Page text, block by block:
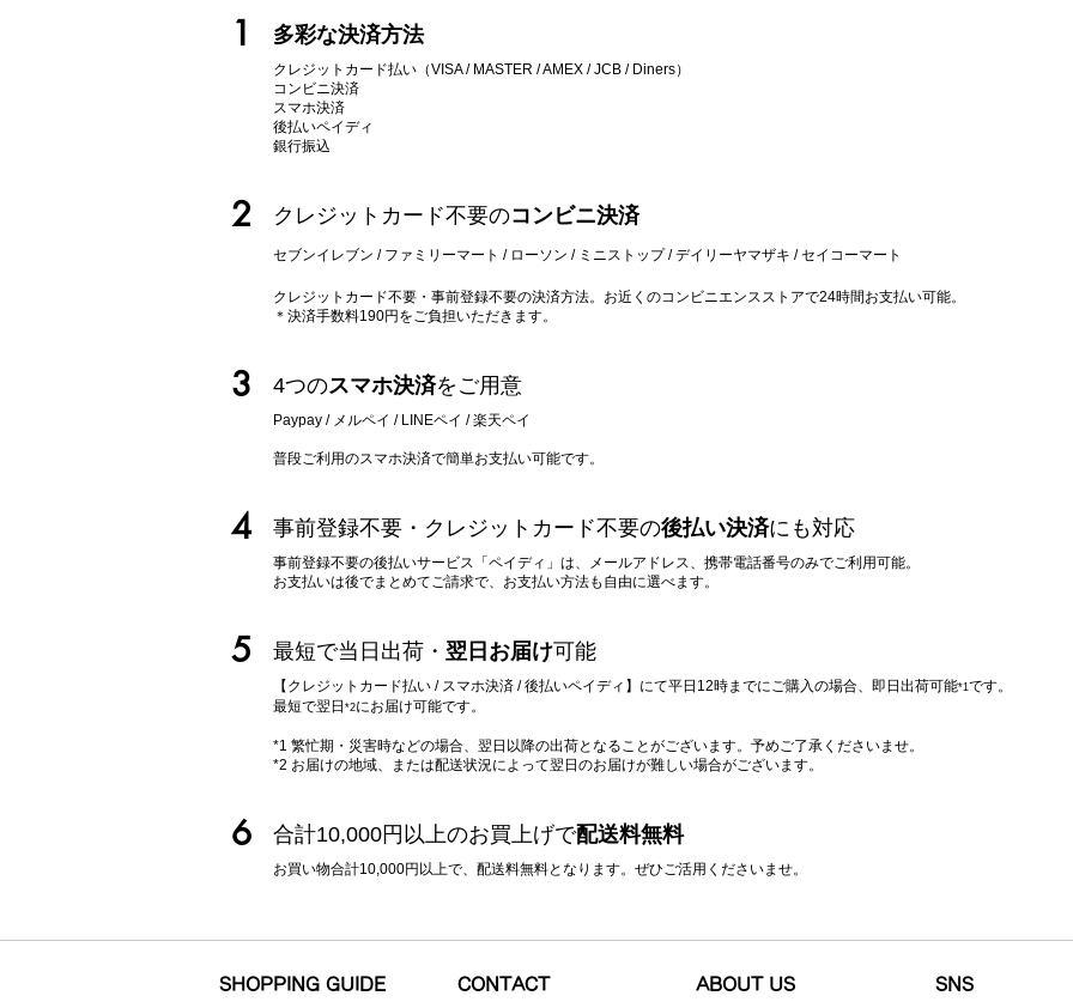
1 多彩な決済方法
クレジットカード払い（VISA / MASTER / AMEX / JCB / Diners）
コンビニ決済
スマホ決済
後払いペイディ
​銀行振込
2 クレジットカード不要のコンビニ決済
セブンイレブン / ファミリーマート / ローソン / ミニストップ / デイリーヤマザキ / セイコーマート
クレジットカード不要・事前登録不要の決済方法。お近くのコンビニエンスストアで24時間お支払い可能。
＊決済手数料190円をご負担いただきます。
3 4つのスマホ決済をご用意
Paypay / メルペイ / LINEペイ / 楽天ペイ
​普段ご利用のスマホ決済で簡単お支払い可能です。
4 事前登録不要・クレジットカード不要の後払い決済にも対応
事前登録不要の後払いサービス「ペイディ」は、メールアドレス、携帯電話番号のみでご利用可能。
​お支払いは後でまとめてご請求で、お支払い方法も自由に選べます。
5 最短で当日出荷・ 翌日お届け可能
【クレジットカード払い / スマホ決済 / 後払いペイディ】にて平日12時までにご購入の場合、即日出荷可能*1です。
最短で翌日 *2にお届け可能です。
*1 繁忙期・災害時などの場合、翌日以降の出荷となることがございます。予めご了承くださいませ。
*2 お届けの地域、または配送状況によって翌日のお届けが難しい場合がございます。
6 合計10,000円以上のお買上げで配送料無料
お買い物合計10,000円以上で、配送料無料となります。ぜひご活用くださいませ。
SHOPPING GUIDE CONTACT ABOUT US SNS